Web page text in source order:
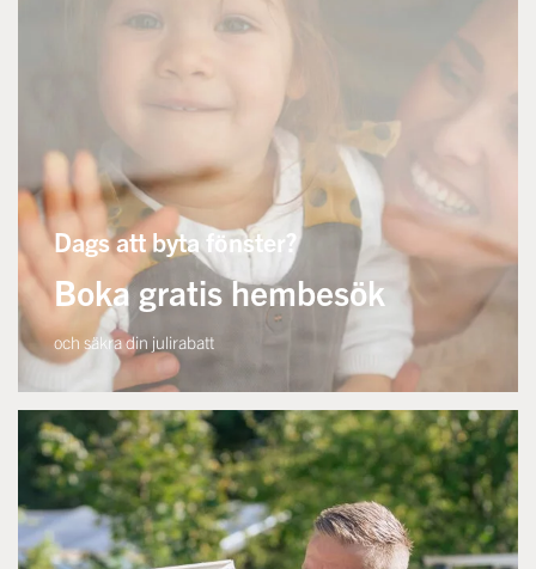
Dags att byta fönster?
Boka gratis hembesök
och säkra din julirabatt